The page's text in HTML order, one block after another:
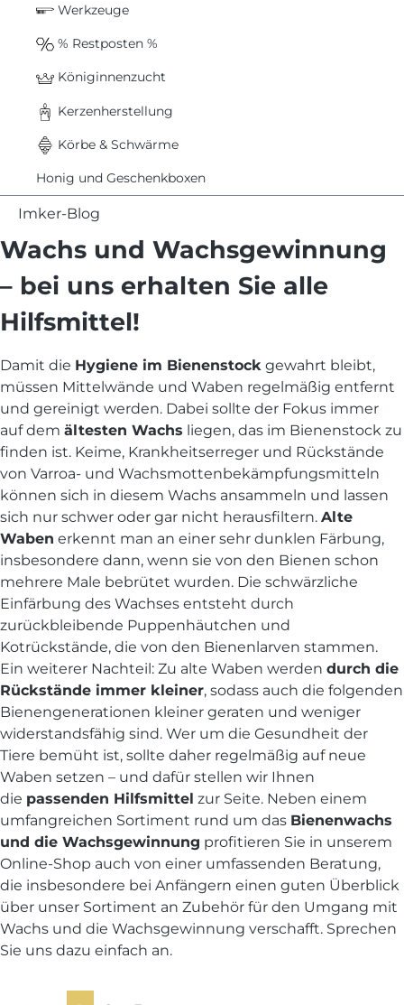
Werkzeuge
% Restposten %
Königinnenzucht
Kerzenherstellung
Körbe & Schwärme
Honig und Geschenkboxen
Imker-Blog
Wachs und Wachsgewinnung
– bei uns erhalten Sie alle
Hilfsmittel!
Damit die Hygiene im Bienenstock gewahrt bleibt,
müssen Mittelwände und Waben regelmäßig entfernt
und gereinigt werden. Dabei sollte der Fokus immer
auf dem ältesten Wachs liegen, das im Bienenstock zu
finden ist. Keime, Krankheitserreger und Rückstände
von Varroa- und Wachsmottenbekämpfungsmitteln
können sich in diesem Wachs ansammeln und lassen
sich nur schwer oder gar nicht herausfiltern. Alte
Waben erkennt man an einer sehr dunklen Färbung,
insbesondere dann, wenn sie von den Bienen schon
mehrere Male bebrütet wurden. Die schwärzliche
Einfärbung des Wachses entsteht durch
zurückbleibende Puppenhäutchen und
Kotrückstände, die von den Bienenlarven stammen.
Ein weiterer Nachteil: Zu alte Waben werden durch die
Rückstände immer kleiner, sodass auch die folgenden
Bienengenerationen kleiner geraten und weniger
widerstandsfähig sind. Wer um die Gesundheit der
Tiere bemüht ist, sollte daher regelmäßig auf neue
Waben setzen – und dafür stellen wir Ihnen
die passenden Hilfsmittel zur Seite. Neben einem
umfangreichen Sortiment rund um das Bienenwachs
und die Wachsgewinnung profitieren Sie in unserem
Online-Shop auch von einer umfassenden Beratung,
die insbesondere bei Anfängern einen guten Überblick
über unser Sortiment an Zubehör für den Umgang mit
Wachs und die Wachsgewinnung verschafft. Sprechen
Sie uns dazu einfach an.